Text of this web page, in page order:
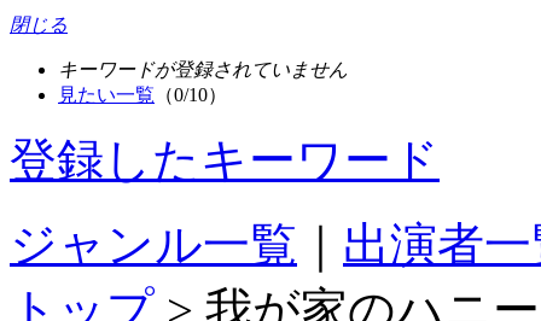
閉じる
キーワードが登録されていません
見たい一覧 （0/10）
登録したキーワード
ジャンル一覧
出演者
トップ > 我が家のハニ